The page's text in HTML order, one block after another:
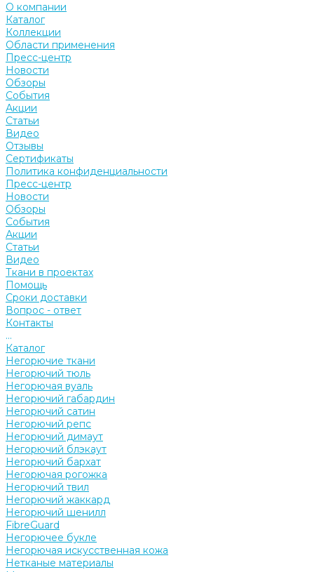
О компании
Каталог
Коллекции
Области применения
Пресс-центр
Новости
Обзоры
События
Акции
Статьи
Видео
Отзывы
Сертификаты
Политика конфиденциальности
Пресс-центр
Новости
Обзоры
События
Акции
Статьи
Видео
Ткани в проектах
Помощь
Сроки доставки
Вопрос - ответ
Контакты
...
Каталог
Негорючие ткани
Негорючий тюль
Негорючая вуаль
Негорючий габардин
Негорючий сатин
Негорючий репс
Негорючий димаут
Негорючий блэкаут
Негорючий бархат
Негорючая рогожка
Негорючий твил
Негорючий жаккард
Негорючий шенилл
FibreGuard
Негорючее букле
Негорючая искусственная кожа
Нетканые материалы